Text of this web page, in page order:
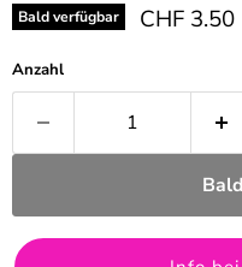
Bald verfügbar Aktueller
CHF 3.50
Anzahl